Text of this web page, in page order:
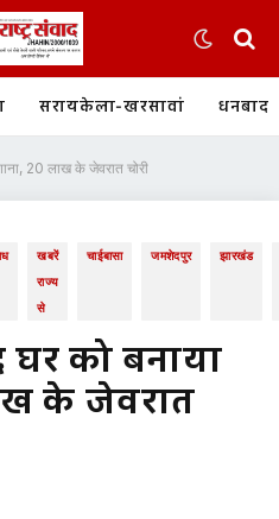
सरायकेला-खरसावां धनबाद
20 लाख के जेवरात चोरी
खबरें
राज्य
से
चाईबासा जमशेदपुर झारखंड
को बनाया
के जेवरात